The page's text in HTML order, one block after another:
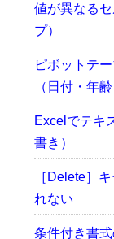
値が異なる
プ）
ピボットテ
（日付・年齢
Excelでテキ
書き）
［Delete］
れない
条件付き書